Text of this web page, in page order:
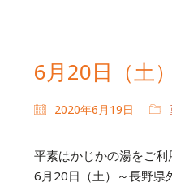
6月20日（土
2020年6月19日
平素はかじかの湯をご利
6月20日（土）～長野県